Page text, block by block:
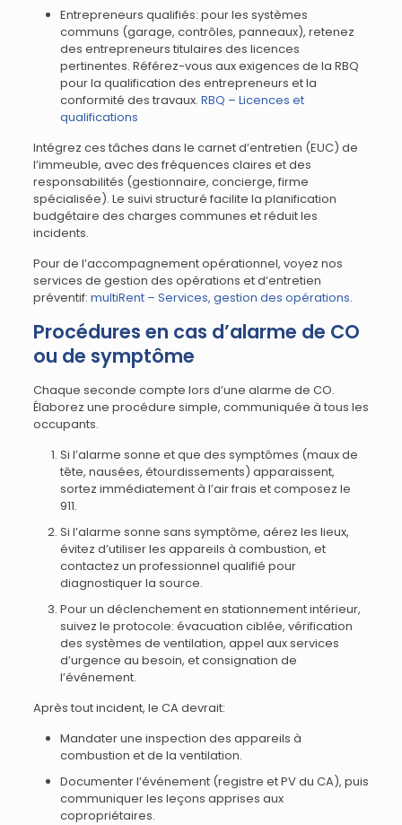
Entrepreneurs qualifiés: pour les systèmes
communs (garage, contrôles, panneaux), retenez
des entrepreneurs titulaires des licences
pertinentes. Référez-vous aux exigences de la RBQ
pour la qualification des entrepreneurs et la
conformité des travaux. RBQ – Licences et
qualifications
Intégrez ces tâches dans le carnet d’entretien (EUC) de
l’immeuble, avec des fréquences claires et des
responsabilités (gestionnaire, concierge, firme
spécialisée). Le suivi structuré facilite la planification
budgétaire des charges communes et réduit les
incidents.
Pour de l’accompagnement opérationnel, voyez nos
services de gestion des opérations et d’entretien
préventif: multiRent – Services, gestion des opérations.
Procédures en cas d’alarme de CO
ou de symptôme
Chaque seconde compte lors d’une alarme de CO.
Élaborez une procédure simple, communiquée à tous les
occupants.
Si l’alarme sonne et que des symptômes (maux de
tête, nausées, étourdissements) apparaissent,
sortez immédiatement à l’air frais et composez le
911.
Si l’alarme sonne sans symptôme, aérez les lieux,
évitez d’utiliser les appareils à combustion, et
contactez un professionnel qualifié pour
diagnostiquer la source.
Pour un déclenchement en stationnement intérieur,
suivez le protocole: évacuation ciblée, vérification
des systèmes de ventilation, appel aux services
d’urgence au besoin, et consignation de
l’événement.
Après tout incident, le CA devrait:
Mandater une inspection des appareils à
combustion et de la ventilation.
Documenter l’événement (registre et PV du CA), puis
communiquer les leçons apprises aux
copropriétaires.